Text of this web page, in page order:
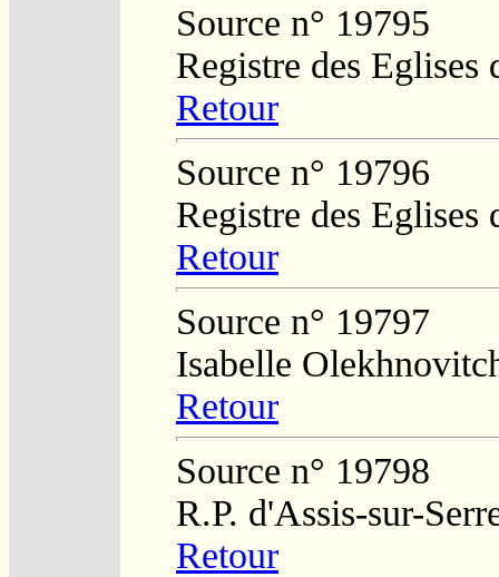
Source n° 19795
Registre des Eglises
Retour
Source n° 19796
Registre des Eglises
Retour
Source n° 19797
Isabelle
Retour
Source n° 19798
R.P. d'Assis-sur-
Retour